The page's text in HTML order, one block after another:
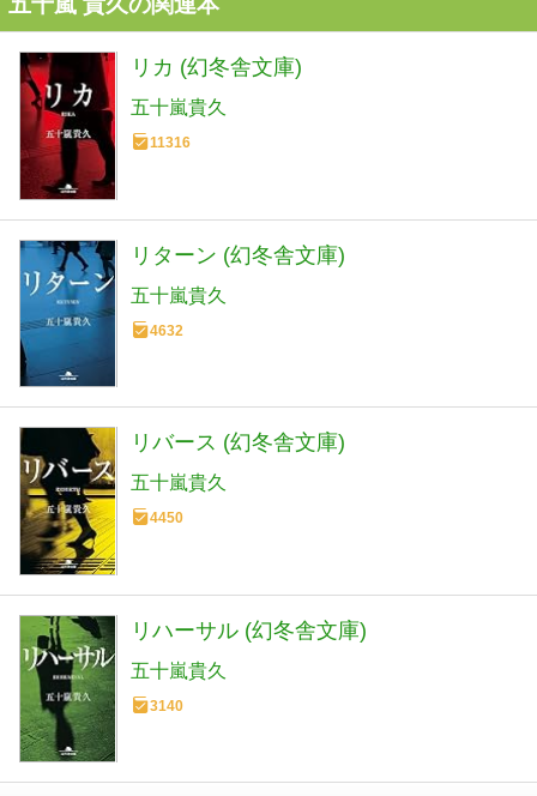
リカ (幻冬舎文庫)
五十嵐貴久
11316
リターン (幻冬舎文庫)
五十嵐貴久
4632
リバース (幻冬舎文庫)
五十嵐貴久
4450
リハーサル (幻冬舎文庫)
五十嵐貴久
3140